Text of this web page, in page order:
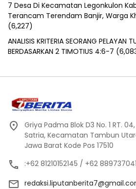
7 Desa Di Kecamatan Legonkulon
Terancam Terendam Banjir, Warga
(6,227)
ANALISIS KRITERIA SEORANG PELAYAN
BERDASARKAN 2 TIMOTIUS 4:6-7
Griya Padma Blok D3 No. 1 RT.
Satria, Kecamatan Tambun
Jawa Barat Kode Pos 17510
:+62 81210152145 / +62